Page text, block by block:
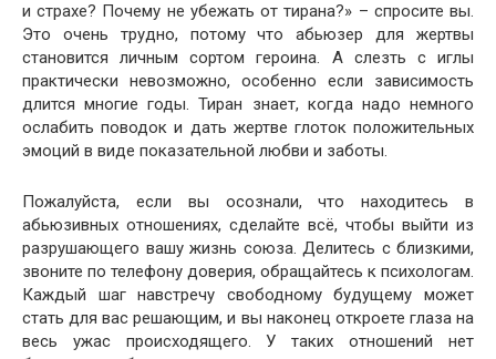
и страхе? Почему не убежать от тирана?» – спросите вы.
Это очень трудно, потому что абьюзер для жертвы
становится личным сортом героина. А слезть с иглы
практически невозможно, особенно если зависимость
длится многие годы. Тиран знает, когда надо немного
ослабить поводок и дать жертве глоток положительных
эмоций в виде показательной любви и заботы.
Пожалуйста, если вы осознали, что находитесь в
абьюзивных отношениях, сделайте всё, чтобы выйти из
разрушающего вашу жизнь союза. Делитесь с близкими,
звоните по телефону доверия, обращайтесь к психологам.
Каждый шаг навстречу свободному будущему может
стать для вас решающим, и вы наконец откроете глаза на
весь ужас происходящего. У таких отношений нет